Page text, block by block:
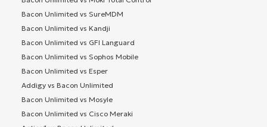
Bacon Unlimited vs SureMDM
Bacon Unlimited vs Kandji
Bacon Unlimited vs GFI Languard
Bacon Unlimited vs Sophos Mobile
Bacon Unlimited vs Esper
Addigy vs Bacon Unlimited
Bacon Unlimited vs Mosyle
Bacon Unlimited vs Cisco Meraki